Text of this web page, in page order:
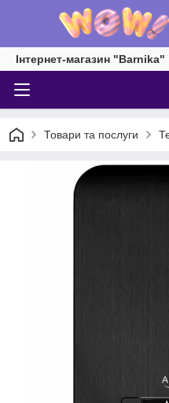
Інтернет-магазин "Barnika"
Товари та послуги